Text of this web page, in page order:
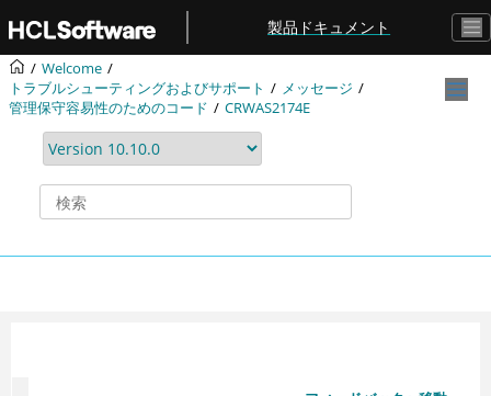
メインコンテンツにジャンプ
製品ドキュメント
Welcome
トラブルシューティングおよびサポート
メッセージ
管理保守容易性のためのコード
CRWAS2174E